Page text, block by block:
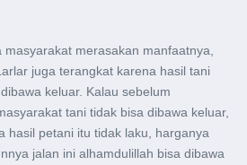
masyarakat merasakan manfaatnya,
juga terangkat karena hasil tani
keluar. Kalau sebelum
tani tidak bisa dibawa keluar,
hasil petani itu tidak laku, harganya
jalan ini alhamdulillah bisa dibawa